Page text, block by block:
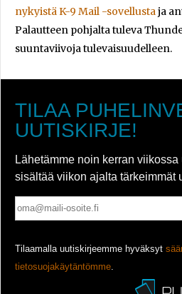
nykyistä K-9 Mail -sovellustaja
Palautteen pohjalta tuleva
suuntaviivoja tulevaisuudelleen.
TILAA
UUTISKIRJE!
Lähetämme noin kerran
sisältää viikon ajalta tärkeimmät
Tilaamalla uutiskirjeemme hyväksyt
tietosuojakäytäntömme